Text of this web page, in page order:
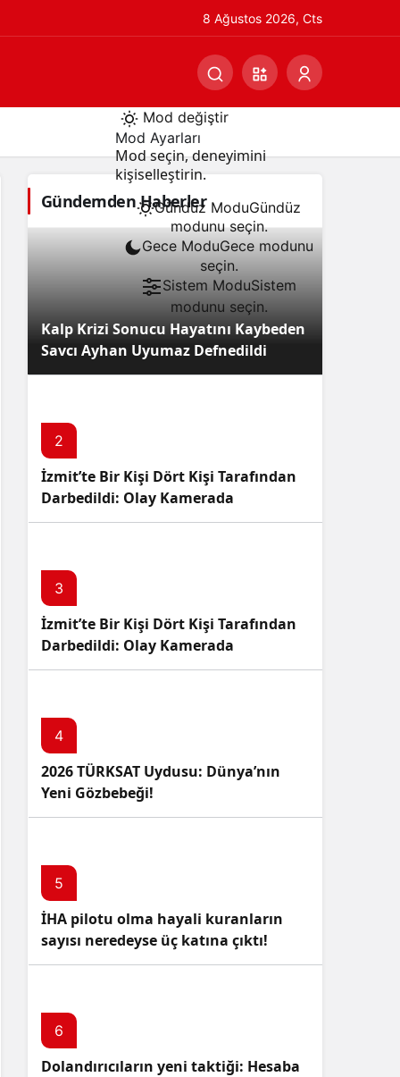
8 Ağustos 2026, Cts
Mod değiştir
Mod Ayarları
Mod seçin, deneyimini
kişiselleştirin.
Gündüz ModuGündüz
modunu seçin.
Gece ModuGece modunu
seçin.
Sistem ModuSistem
modunu seçin.
Gündemden Haberler
Kalp Krizi Sonucu Hayatını Kaybeden
Savcı Ayhan Uyumaz Defnedildi
2
İzmit’te Bir Kişi Dört Kişi Tarafından
Darbedildi: Olay Kamerada
3
İzmit’te Bir Kişi Dört Kişi Tarafından
Darbedildi: Olay Kamerada
4
2026 TÜRKSAT Uydusu: Dünya’nın
Yeni Gözbebeği!
5
İHA pilotu olma hayali kuranların
sayısı neredeyse üç katına çıktı!
6
Dolandırıcıların yeni taktiği: Hesaba